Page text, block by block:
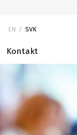
EN / SVK
Kontakt